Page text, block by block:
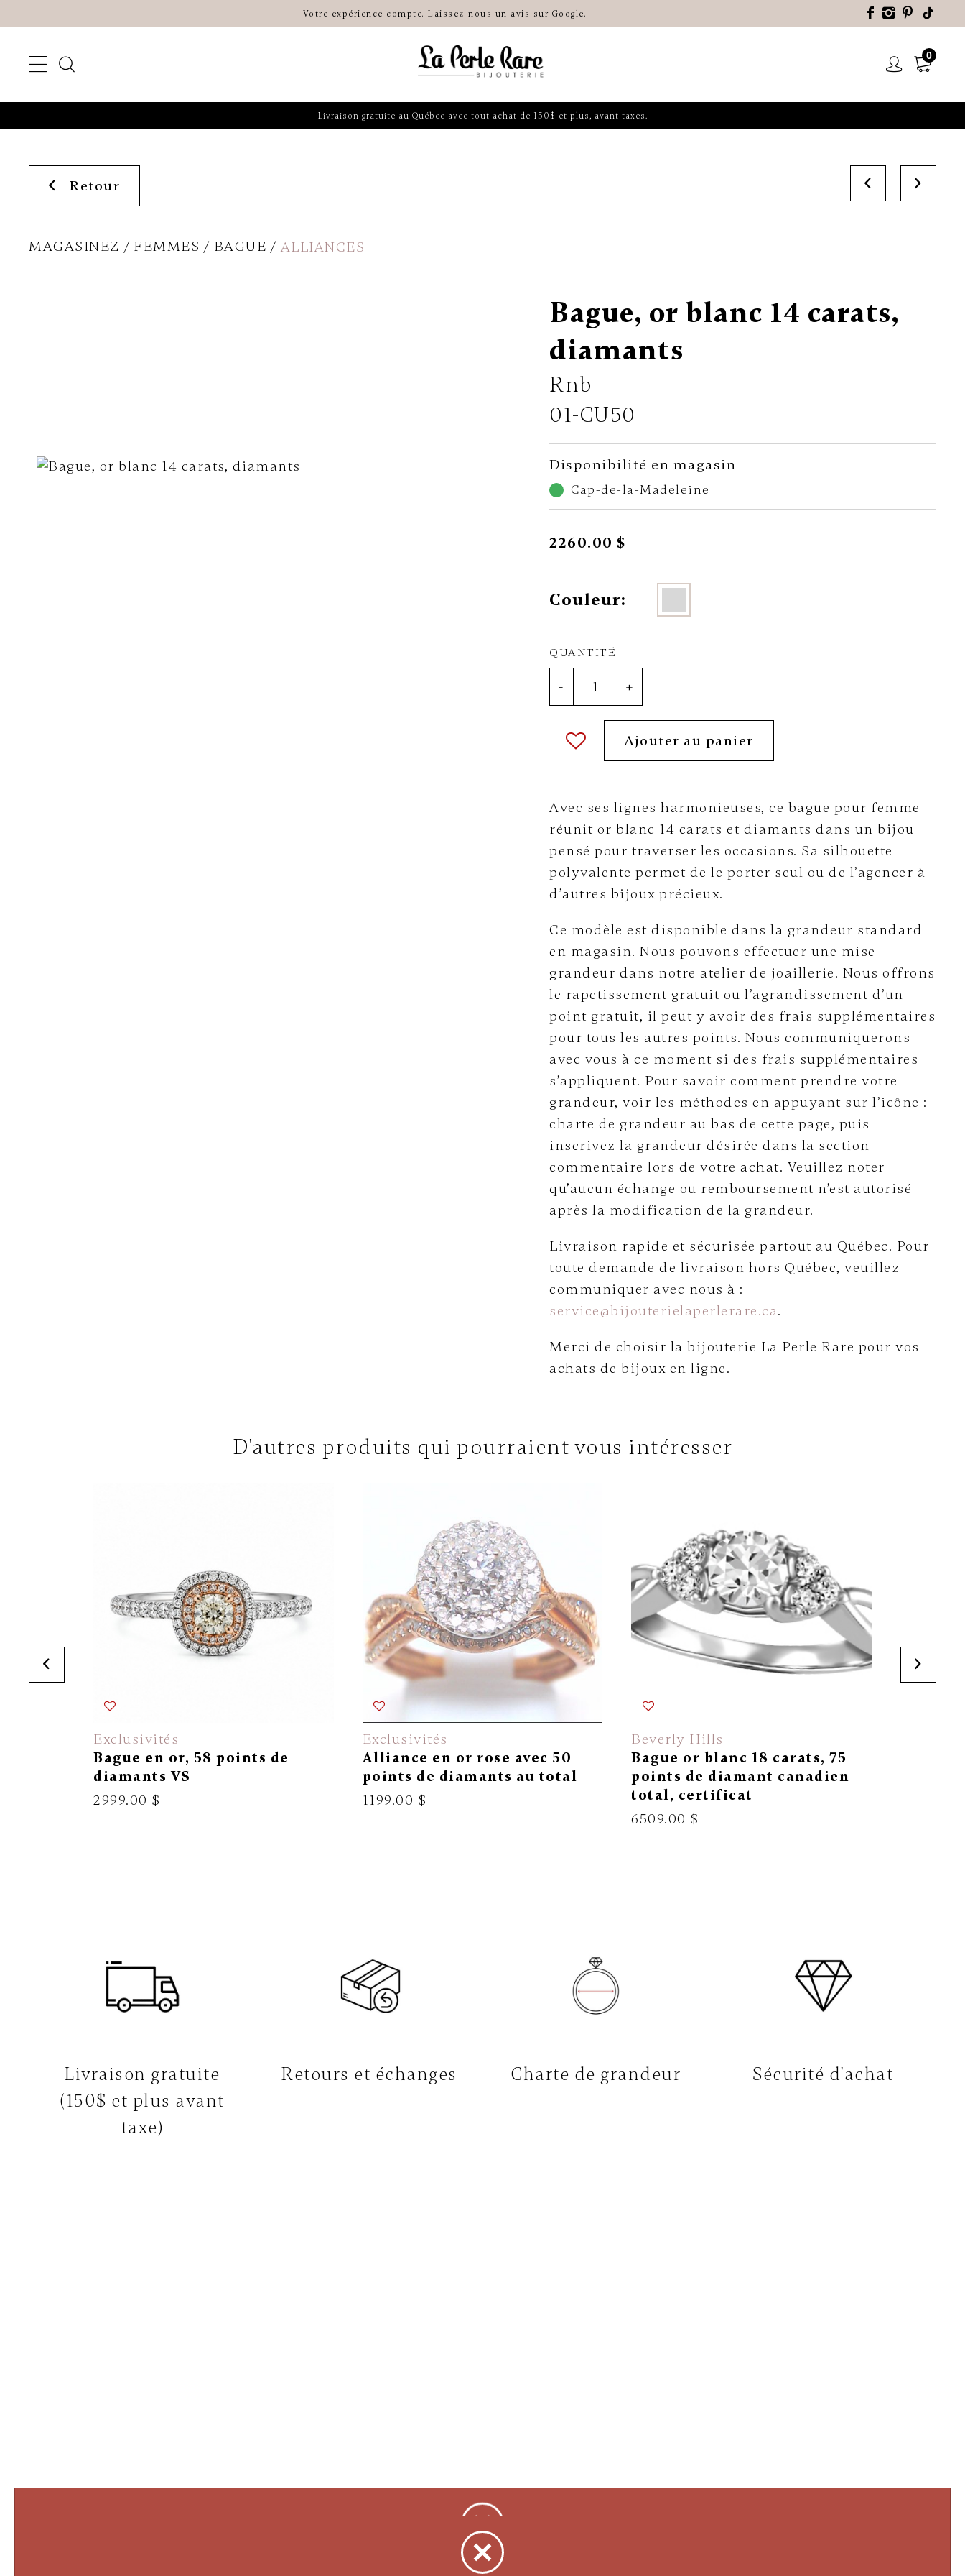
Votre expérience compte. Laissez-nous un avis sur Google.
0
Livraison gratuite au Québec avec tout achat de 150$ et plus, avant taxes.
Retour
MAGASINEZ FEMMES BAGUE ALLIANCES
Bague, or blanc 14 carats,
diamants
Rnb
01-CU50
Disponibilité en magasin
Cap-de-la-Madeleine
2260.00 $
Couleur:
QUANTITÉ
- +
Ajouter au panier
Avec ses lignes harmonieuses, ce bague pour femme
réunit or blanc 14 carats et diamants dans un bijou
pensé pour traverser les occasions. Sa silhouette
polyvalente permet de le porter seul ou de l’agencer à
d’autres bijoux précieux.
Ce modèle est disponible dans la grandeur standard
en magasin. Nous pouvons effectuer une mise
grandeur dans notre atelier de joaillerie. Nous offrons
le rapetissement gratuit ou l’agrandissement d’un
point gratuit, il peut y avoir des frais supplémentaires
pour tous les autres points. Nous communiquerons
avec vous à ce moment si des frais supplémentaires
s’appliquent. Pour savoir comment prendre votre
grandeur, voir les méthodes en appuyant sur l’icône :
charte de grandeur au bas de cette page, puis
inscrivez la grandeur désirée dans la section
commentaire lors de votre achat. Veuillez noter
qu’aucun échange ou remboursement n’est autorisé
après la modification de la grandeur.
Livraison rapide et sécurisée partout au Québec. Pour
toute demande de livraison hors Québec, veuillez
communiquer avec nous à :
service@bijouterielaperlerare.ca.
Merci de choisir la bijouterie La Perle Rare pour vos
achats de bijoux en ligne.
D'autres produits qui pourraient vous intéresser
Exclusivités
Bague en or, 58 points de
diamants VS
2999.00 $
Exclusivités
Alliance en or rose avec 50
points de diamants au total
1199.00 $
Beverly Hills
Bague or blanc 18 carats, 75
points de diamant canadien
total, certificat
6509.00 $
Livraison gratuite
(150$ et plus avant
taxe)
Retours et échanges Charte de grandeur Sécurité d'achat